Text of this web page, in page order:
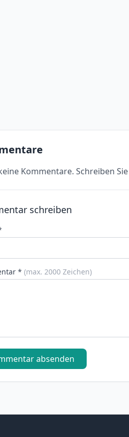
Kommentare. Schreiben
schreiben
* (max. 2000 Zeichen)
absenden